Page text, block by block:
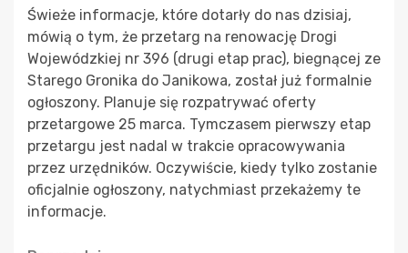
Świeże informacje, które dotarły do nas dzisiaj,
mówią o tym, że przetarg na renowację Drogi
Wojewódzkiej nr 396 (drugi etap prac), biegnącej ze
Starego Gronika do Janikowa, został już formalnie
ogłoszony. Planuje się rozpatrywać oferty
przetargowe 25 marca. Tymczasem pierwszy etap
przetargu jest nadal w trakcie opracowywania
przez urzędników. Oczywiście, kiedy tylko zostanie
oficjalnie ogłoszony, natychmiast przekażemy te
informacje.